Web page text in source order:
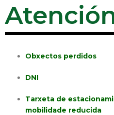
Obxectos perdidos
DNI
Tarxeta de
mobilidade reducida